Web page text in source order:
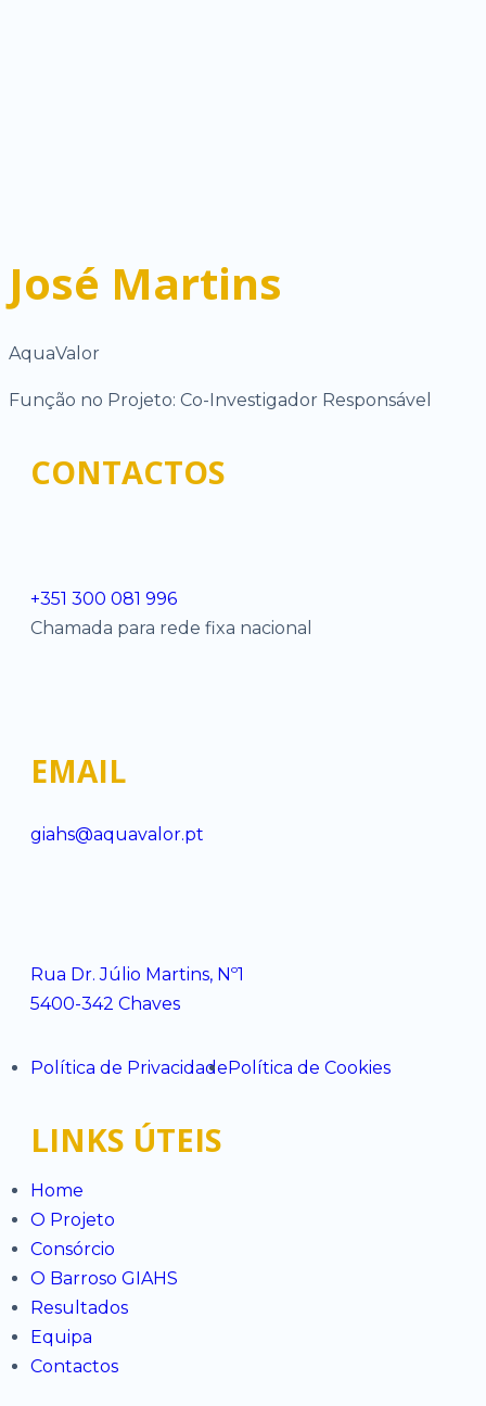
José Martins
AquaValor
Função no Projeto: Co-Investigador Responsável
CONTACTOS
+351 300 081 996
Chamada para rede fixa nacional
EMAIL
giahs@aquavalor.pt
Rua Dr. Júlio Martins, Nº1
5400-342 Chaves
Política de PrivacidadePolítica de Cookies
LINKS ÚTEIS
Home
O Projeto
Consórcio
O Barroso GIAHS
Resultados
Equipa
Contactos